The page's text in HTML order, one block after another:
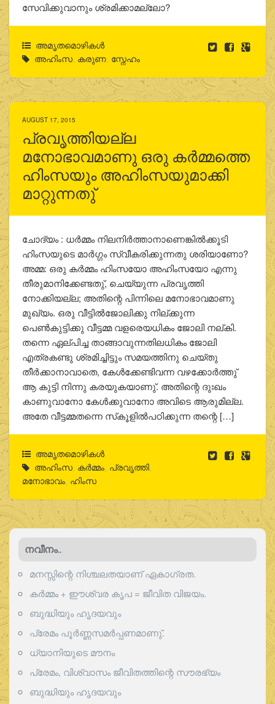
സേവിക്കുവാനും ശ്രമിക്കാമല്ലോ?
അമൃതമൊഴികള്‍
അഹിംസ, കരുണ, സ്നേഹം
AUGUST 17, 2015
പ്രവൃത്തിയല്ല
മനോഭാവമാണു ഒരു കര്‍മ്മത്തെ
ഹിംസയും അഹിംസയുമാക്കി
മാറ്റുന്നതു്
ചോദ്യം : ധര്‍മ്മം നിലനിര്‍ത്താനാണെങ്കില്‍ക്കൂടി
ഹിംസയുടെ മാര്‍ഗ്ഗം സ്വീകരിക്കുന്നതു ശരിയാണോ?
അമ്മ: ഒരു കര്‍മ്മം ഹിംസയോ അഹിംസയോ എന്നു
തീരുമാനിക്കേണ്ടതു്, ചെയ്യുന്ന പ്രവൃത്തി
നോക്കിയല്ല; അതിന്റെ പിന്നിലെ മനോഭാവമാണു
മുഖ്യം. ഒരു വീട്ടില്‍ജോലിക്കു നില്ക്കുന്ന
പെണ്‍കുട്ടിക്കു വീട്ടമ്മ വളരെയധികം ജോലി നല്കി.
തന്നെ ഏല്പിച്ച താങ്ങാവുന്നതിലധികം ജോലി
എത്രകണ്ടു ശ്രമിച്ചിട്ടും സമയത്തിനു ചെയ്തു
തീര്‍ക്കാനാവാതെ, കേള്‍ക്കേണ്ടിവന്ന വഴക്കോര്‍ത്തു്
ആ കുട്ടി നിന്നു കരയുകയാണു്. അതിന്റെ ദുഃഖം
കാണുവാനോ കേള്‍ക്കുവാനോ അവിടെ ആരുമില്ല.
അതേ വീട്ടമ്മതന്നെ സ്‌കൂളില്‍പഠിക്കുന്ന തന്റെ […]
അമൃതമൊഴികള്‍
അഹിംസ, കര്‍മ്മം, പ്രവൃത്തി,
മനോഭാവം, ഹിംസ
നവീനം..
മനസ്സിന്റെ നിശ്ചലതയാണ് ഏകാഗ്രത.
കർമ്മം + ഈശ്വര കൃപ = ജീവിത വിജയം.
ബുദ്ധിയും ഹൃദയവും
പ്രേമം പൂര്‍ണ്ണസമര്‍പ്പണമാണു്.
ധ്യാനിയുടെ മൗനം
പ്രേമം, വിശ്വാസം ജീവിതത്തിന്റെ സൗരഭ്യം
ബുദ്ധിയും ഹൃദയവും